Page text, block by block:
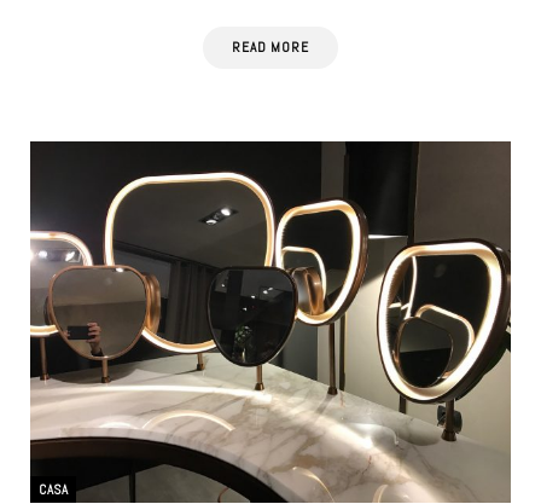
READ MORE
CASA